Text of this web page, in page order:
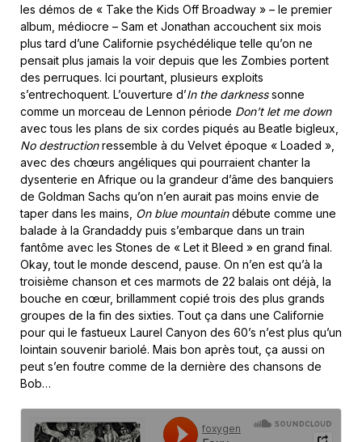
les démos de « Take the Kids Off Broadway » – le premier
album, médiocre – Sam et Jonathan accouchent six mois
plus tard d’une Californie psychédélique telle qu’on ne
pensait plus jamais la voir depuis que les Zombies portent
des perruques. Ici pourtant, plusieurs exploits
s’entrechoquent. L’ouverture d’In the darknesssonne
comme un morceau de Lennon période Don’t let me down
avec tous les plans de six cordes piqués au Beatle bigleux,
No destructionressemble à du Velvet époque « Loaded »,
avec des chœurs angéliques qui pourraient chanter la
dysenterie en Afrique ou la grandeur d’âme des banquiers
de Goldman Sachs qu’on n’en aurait pas moins envie de
taper dans les mains,
On blue mountaindébute comme une
balade à la Grandaddy puis s’embarque dans un train
fantôme avec les Stones de « Let it Bleed » en grand final.
Okay, tout le monde descend, pause. On n’en est qu’à la
troisième chanson et ces marmots de 22 balais ont déjà, la
bouche en cœur, brillamment copié trois des plus grands
groupes de la fin des sixties. Tout ça dans une Californie
pour qui le fastueux Laurel Canyon des 60’s n’est plus qu’un
lointain souvenir bariolé. Mais bon après tout, ça aussi on
peut s’en foutre comme de la dernière des chansons de
Bob…